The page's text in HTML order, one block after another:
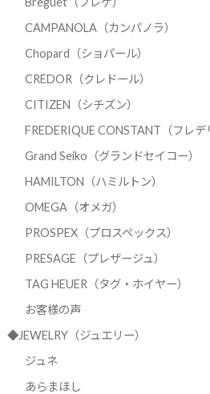
CAMPANOLA（カンパノラ）
Chopard（ショパール）
CREDOR（クレドール）
CITIZEN（シチズン）
FREDERIQUE CONSTANT（フレデ
Grand Seiko（グランドセイコー）
HAMILTON（ハミルトン）
OMEGA（オメガ）
PROSPEX（プロスペックス）
PRESAGE（プレザージュ）
TAG HEUER（タグ・ホイヤー）
お客様の声
◆JEWELRY（ジュエリー）
ジュネ
あらまほし